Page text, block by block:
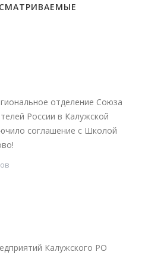
отделение Союза
России в Калужской
соглашение с Школой
Калужского РО